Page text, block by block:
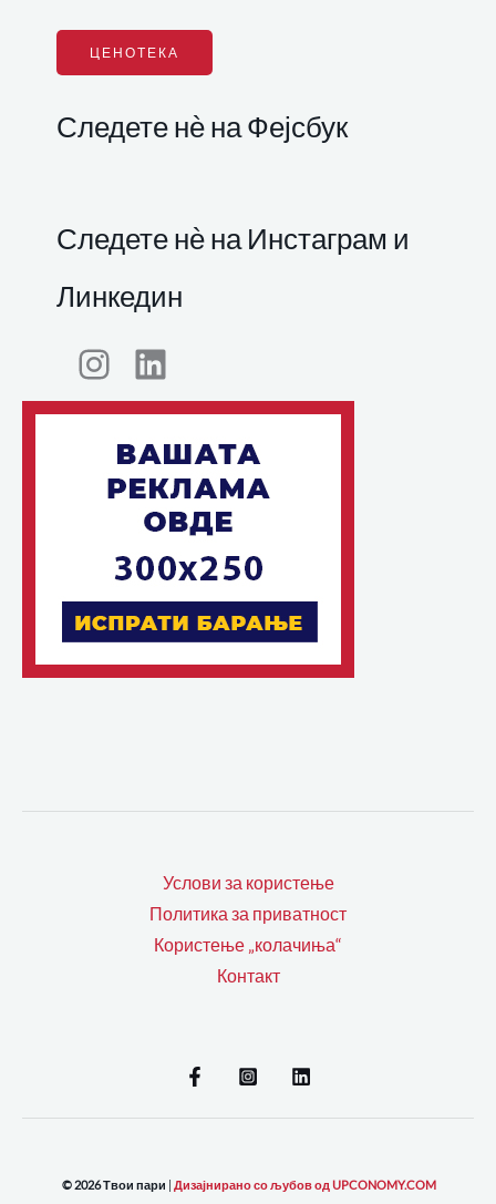
ЦЕНОТЕКА
Следете нѐ на Фејсбук
Следете нѐ на Инстаграм и
Линкедин
Услови за користење
Политика за приватност
Користење „колачиња“
Контакт
© 2026 Твои пари | Дизајнирано со љубов од UPCONOMY.COM